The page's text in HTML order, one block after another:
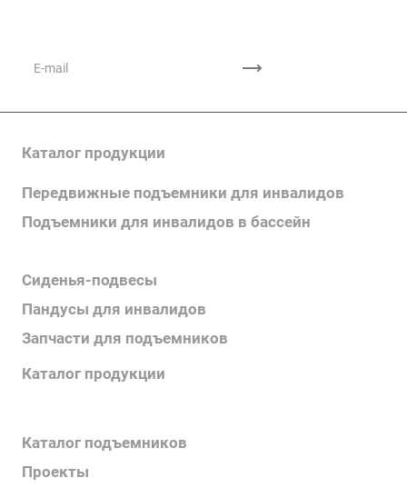
Каталог продукции
Передвижные подъемники для инвалидов
Подъемники для инвалидов в бассейн
Сиденья-подвесы
Пандусы для инвалидов
Запчасти для подъемников
Каталог продукции
Каталог подъемников
Проекты